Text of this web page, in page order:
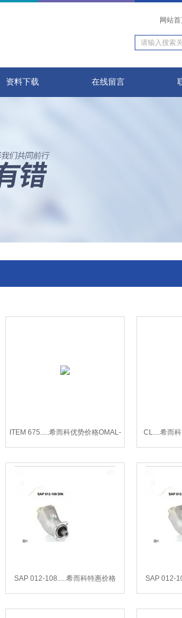
网站
资料下载 在线留言
ITEM 675.....希而科优势价格OMAL-
-ITEM 675蝶阀
CL....希而
SAP 012-108.....希而科特惠价格
Sunfab SAP 012-108 DIN系列
SAP 012-
Sunfab